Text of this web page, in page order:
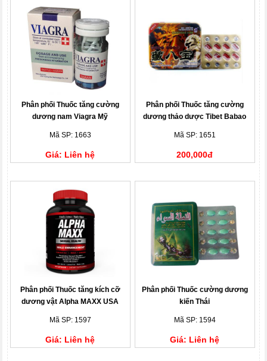
Phân phối Thuốc tăng cường
dương nam Viagra Mỹ
Mã SP: 1663
Giá: Liên hệ
Phân phối Thuốc tăng cường
dương thảo dược Tibet Babao
Mã SP: 1651
200,000đ
Phân phối Thuốc tăng kích cỡ
dương vật Alpha MAXX USA
Mã SP: 1597
Giá: Liên hệ
Phân phối Thuốc cường dương
kiến Thái
Mã SP: 1594
Giá: Liên hệ